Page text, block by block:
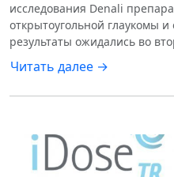
исследования Denali
открытоугольной глаукомы
результаты ожидались во
Читать далее →